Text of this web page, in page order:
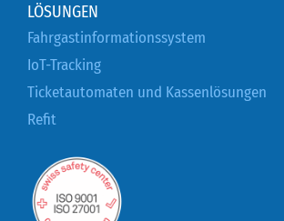
LÖSUNGEN
Fahrgastinformationssystem
IoT-Tracking
Ticketautomaten und Kassenlösungen
Refit